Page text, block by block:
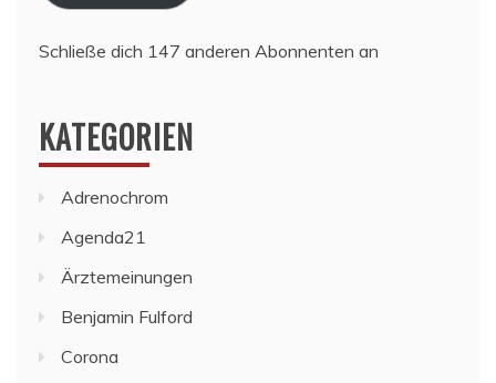
Schließe dich 147 anderen Abonnenten an
KATEGORIEN
Adrenochrom
Agenda21
Ärztemeinungen
Benjamin Fulford
Corona